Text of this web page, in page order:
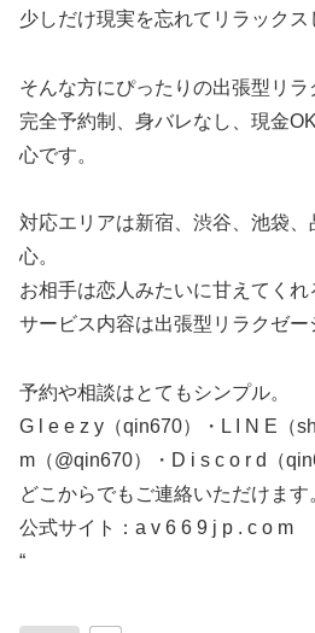
少しだけ現実を忘れてリラックス
そんな方にぴったりの出張型リラ
完全予約制、身バレなし、現金
心です。
対応エリアは新宿、渋谷、池袋
心。
お相手は恋人みたいに甘えてくれ
サービス内容は出張型リラクゼー
予約や相談はとてもシンプル。
G l e e z y（qin670）・L I N E（
m（@qin670）・D i s c o r d（
どこからでもご連絡いただけます
公式サイト：a v 6 6 9 j p . c o m
“